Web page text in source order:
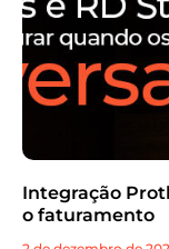
Integração
o faturamento